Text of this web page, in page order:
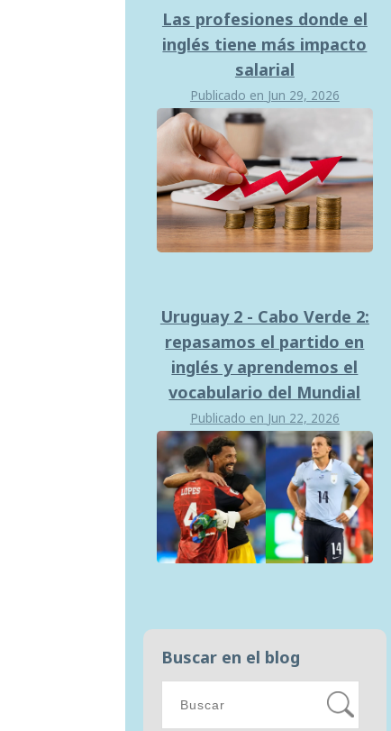
Las profesiones donde el
inglés tiene más impacto
salarial
Publicado en Jun 29, 2026
Uruguay 2 - Cabo Verde 2:
repasamos el partido en
inglés y aprendemos el
vocabulario del Mundial
Publicado en Jun 22, 2026
Buscar en el blog